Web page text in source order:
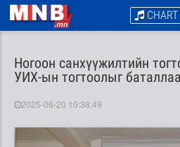
CHART
Ногоон санхүүжилтийн
УИХ-ын тогтоолыг баталлаа
2025-06-20 10:38:49